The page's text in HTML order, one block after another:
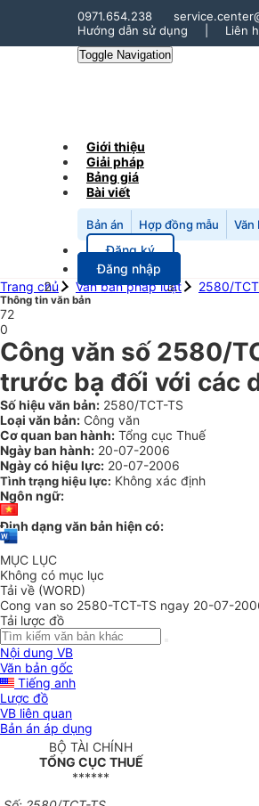
0971.654.238
Hướng dẫn sử dụng
Liên
Toggle Navigation
Giới thiệu
Giải pháp
Bảng giá
Bài viết
Bản án Hợp đồng mẫu Văn
Đăng ký
Đăng nhập
Trang chủ
Văn bản pháp luật 2580/
Thông tin văn bản
72
0
Công văn số 2580/
trước bạ đối với các
Số hiệu văn bản: 2580/TCT-TS
Loại văn bản: Công văn
Cơ quan ban hành: Tổng cục Thuế
Ngày ban hành: 20-07-2006
Ngày có hiệu lực: 20-07-2006
Tình trạng hiệu lực: Không xác định
Ngôn ngữ:
Định dạng văn bản hiện có:
MỤC LỤC
Không có mục lục
Tải về (WORD)
Cong van so 2580-TCT-TS ngay 20-07-
Tải lược đồ
Nội dung VB
Văn bản gốc
Tiếng anh
Lược đồ
VB liên quan
Bản án áp dụng
BỘ TÀI CHÍNH
TỔNG CỤC THUẾ
******